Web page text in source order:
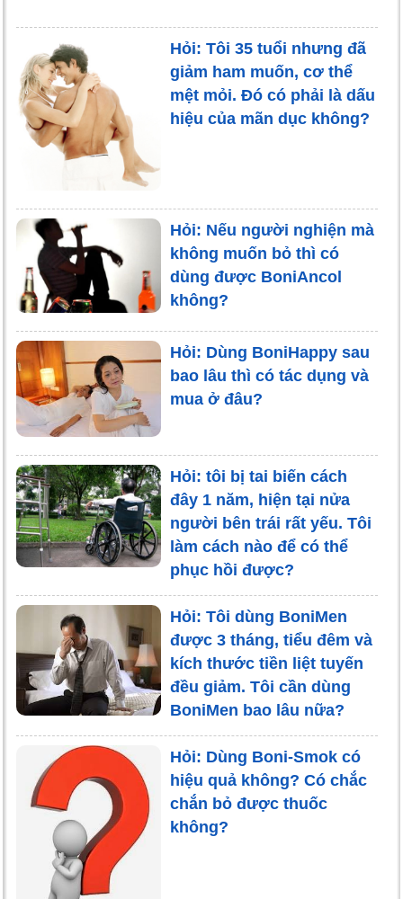
Hỏi: Tôi 35 tuổi nhưng đã
giảm ham muốn, cơ thể
mệt mỏi. Đó có phải là dấu
hiệu của mãn dục không?
Hỏi: Nếu người nghiện mà
không muốn bỏ thì có
dùng được BoniAncol
không?
Hỏi: Dùng BoniHappy sau
bao lâu thì có tác dụng và
mua ở đâu?
Hỏi: tôi bị tai biến cách
đây 1 năm, hiện tại nửa
người bên trái rất yếu. Tôi
làm cách nào để có thể
phục hồi được?
Hỏi: Tôi dùng BoniMen
được 3 tháng, tiểu đêm và
kích thước tiền liệt tuyến
đều giảm. Tôi cần dùng
BoniMen bao lâu nữa?
Hỏi: Dùng Boni-Smok có
hiệu quả không? Có chắc
chắn bỏ được thuốc
không?